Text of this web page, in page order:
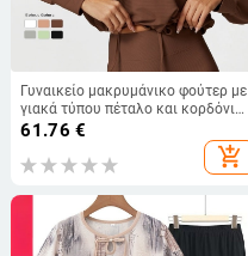
Γυναικείο μακρυμάνικο φούτερ με
γιακά τύπου πέταλο και κορδόνια,
για υπαίθριο αθλητισμό και γιόγκα
61.76 €
add_shopping_cart